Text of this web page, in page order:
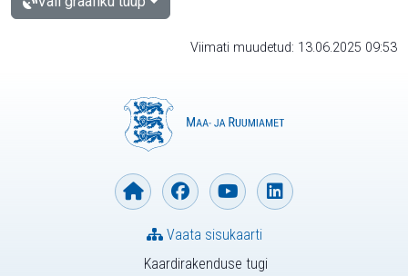
Viimati muudetud: 13.06.2025 09:53
Kaardirakenduse tugi
Vaata sisukaarti